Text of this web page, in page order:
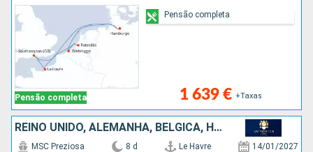
Pensão completa 1 639 € +Taxas
Pensão completa
REINO UNIDO, ALEMANHA, BÉLGICA, HOLANDA, FRANÇA
MSC Preziosa 8 d Le Havre 14/01/2027